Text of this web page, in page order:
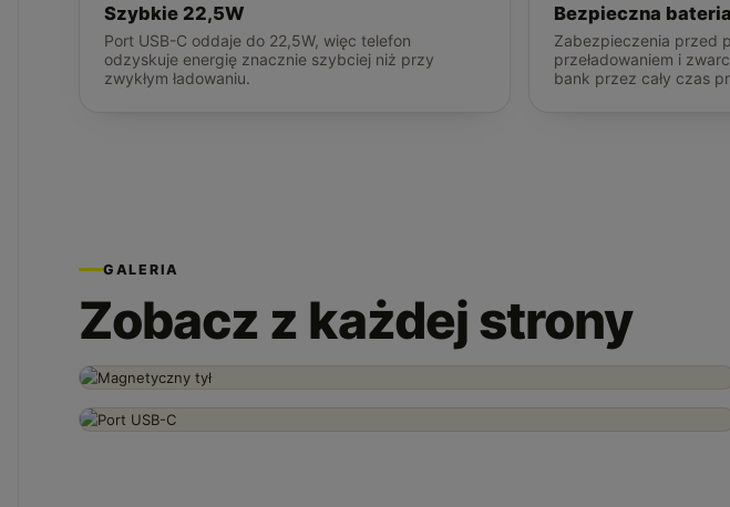
Szybkie 22,5W
Port USB-C oddaje do 22,5W, więc telefon
odzyskuje energię znacznie szybciej niż przy
zwykłym ładowaniu.
Bezpieczna bateria
Zabezpieczenia przed
przeładowaniem i
bank przez cały czas
GALERIA
Zobacz z każdej strony